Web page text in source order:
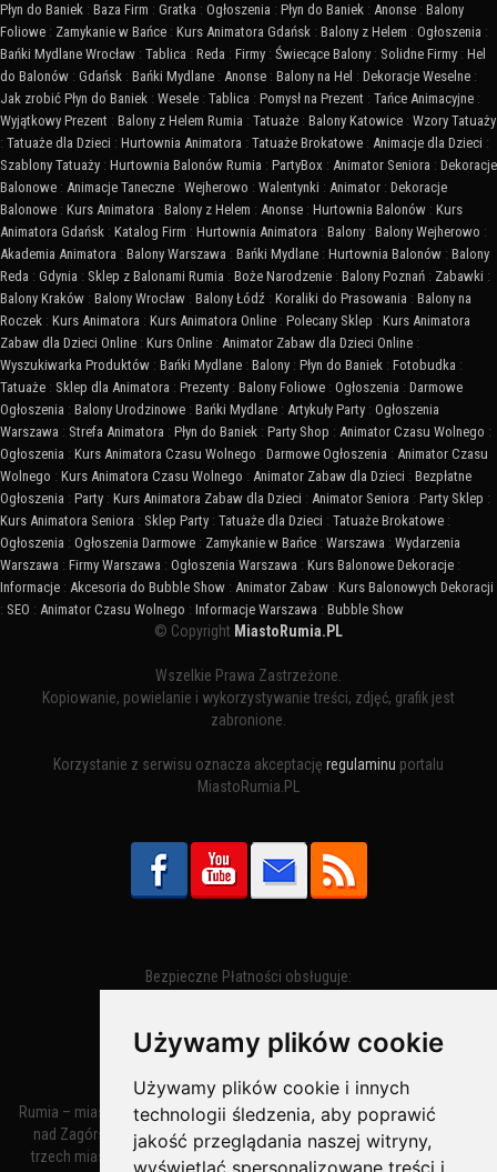
Używamy plików cookie
Używamy plików cookie i innych
technologii śledzenia, aby poprawić
jakość przeglądania naszej witryny,
wyświetlać spersonalizowane treści i
Płyn do Baniek : Baza Firm : Gratka : Ogłoszenia : Płyn do Baniek : Anonse : Balony
Foliowe : Zamykanie w Bańce : Kurs Animatora Gdańsk : Balony z Helem : Ogłoszenia :
Bańki Mydlane Wrocław : Tablica : Reda : Firmy : Świecące Balony : Solidne Firmy : Hel
do Balonów : Gdańsk : Bańki Mydlane : Anonse : Balony na Hel : Dekoracje Weselne :
Jak zrobić Płyn do Baniek : Wesele : Tablica : Pomysł na Prezent : Tańce Animacyjne :
Wyjątkowy Prezent : Balony z Helem Rumia : Tatuaże : Balony Katowice : Wzory Tatuaży
: Tatuaże dla Dzieci : Hurtownia Animatora : Tatuaże Brokatowe : Animacje dla Dzieci :
Szablony Tatuaży : Hurtownia Balonów Rumia : PartyBox : Animator Seniora : Dekoracje
Balonowe : Animacje Taneczne : Wejherowo : Walentynki : Animator : Dekoracje
Balonowe : Kurs Animatora : Balony z Helem : Anonse : Hurtownia Balonów : Kurs
Animatora Gdańsk : Katalog Firm : Hurtownia Animatora : Balony : Balony Wejherowo :
Akademia Animatora : Balony Warszawa : Bańki Mydlane : Hurtownia Balonów : Balony
Reda : Gdynia : Sklep z Balonami Rumia : Boże Narodzenie : Balony Poznań : Zabawki :
Balony Kraków : Balony Wrocław : Balony Łódź : Koraliki do Prasowania : Balony na
Roczek : Kurs Animatora : Kurs Animatora Online : Polecany Sklep : Kurs Animatora
Zabaw dla Dzieci Online : Kurs Online : Animator Zabaw dla Dzieci Online :
Wyszukiwarka Produktów : Bańki Mydlane : Balony : Płyn do Baniek : Fotobudka :
Tatuaże : Sklep dla Animatora : Prezenty : Balony Foliowe : Ogłoszenia : Darmowe
Ogłoszenia : Balony Urodzinowe : Bańki Mydlane : Artykuły Party : Ogłoszenia
Warszawa : Strefa Animatora : Płyn do Baniek : Party Shop : Animator Czasu Wolnego :
Ogłoszenia : Kurs Animatora Czasu Wolnego : Darmowe Ogłoszenia : Animator Czasu
Wolnego : Kurs Animatora Czasu Wolnego : Animator Zabaw dla Dzieci : Bezpłatne
Ogłoszenia : Party : Kurs Animatora Zabaw dla Dzieci : Animator Seniora : Party Sklep :
Kurs Animatora Seniora : Sklep Party : Tatuaże dla Dzieci : Tatuaże Brokatowe :
Ogłoszenia : Ogłoszenia Darmowe : Zamykanie w Bańce : Warszawa : Wydarzenia
Warszawa : Firmy Warszawa : Ogłoszenia Warszawa : Kurs Balonowe Dekoracje :
Informacje : Akcesoria do Bubble Show : Animator Zabaw : Kurs Balonowych Dekoracji
: SEO : Animator Czasu Wolnego : Informacje Warszawa : Bubble Show
© Copyright MiastoRumia.PL
Wszelkie Prawa Zastrzeżone.
Kopiowanie, powielanie i wykorzystywanie treści, zdjęć, grafik jest
zabronione.
Korzystanie z serwisu oznacza akceptację regulaminu portalu
MiastoRumia.PL
Bezpieczne Płatności obsługuje:
Rumia – miasto w województwie pomorskim, w powiecie wejherowskim
nad Zagórską Strugą. Z miastami Wejherowem i Redą tworzy zespół
trzech miast zwany Małym Trójmiastem Kaszubskim. W latach 1945–